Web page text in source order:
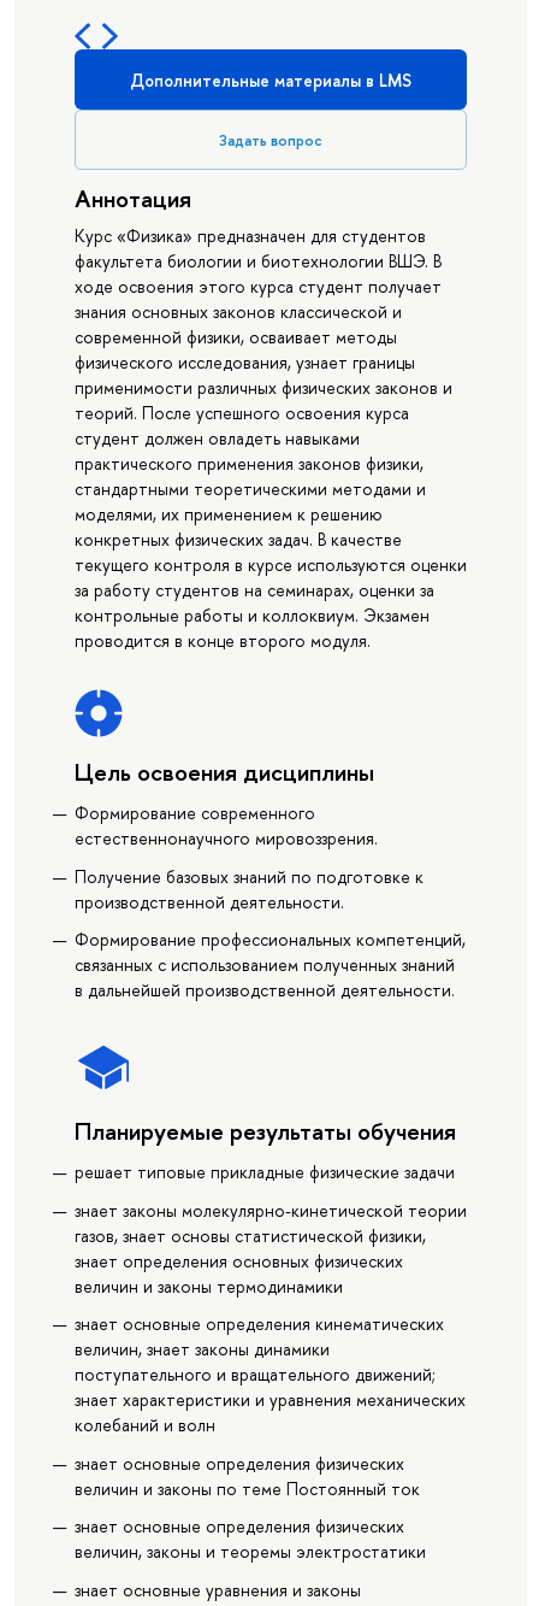
Дополнительные материалы в LMS
Задать вопрос
Аннотация
Курс «Физика» предназначен для студентов
факультета биологии и биотехнологии ВШЭ. В
ходе освоения этого курса студент получает
знания основных законов классической и
современной физики, осваивает методы
физического исследования, узнает границы
применимости различных физических законов и
теорий. После успешного освоения курса
студент должен овладеть навыками
практического применения законов физики,
стандартными теоретическими методами и
моделями, их применением к решению
конкретных физических задач. В качестве
текущего контроля в курсе используются оценки
за работу студентов на семинарах, оценки за
контрольные работы и коллоквиум. Экзамен
проводится в конце второго модуля.
Цель освоения дисциплины
Формирование современного
естественнонаучного мировоззрения.
Получение базовых знаний по подготовке к
производственной деятельности.
Формирование профессиональных компетенций,
связанных с использованием полученных знаний
в дальнейшей производственной деятельности.
Планируемые результаты обучения
решает типовые прикладные физические задачи
знает законы молекулярно-кинетической теории
газов, знает основы статистической физики,
знает определения основных физических
величин и законы термодинамики
знает основные определения кинематических
величин, знает законы динамики
поступательного и вращательного движений;
знает характеристики и уравнения механических
колебаний и волн
знает основные определения физических
величин и законы по теме Постоянный ток
знает основные определения физических
величин, законы и теоремы электростатики
знает основные уравнения и законы